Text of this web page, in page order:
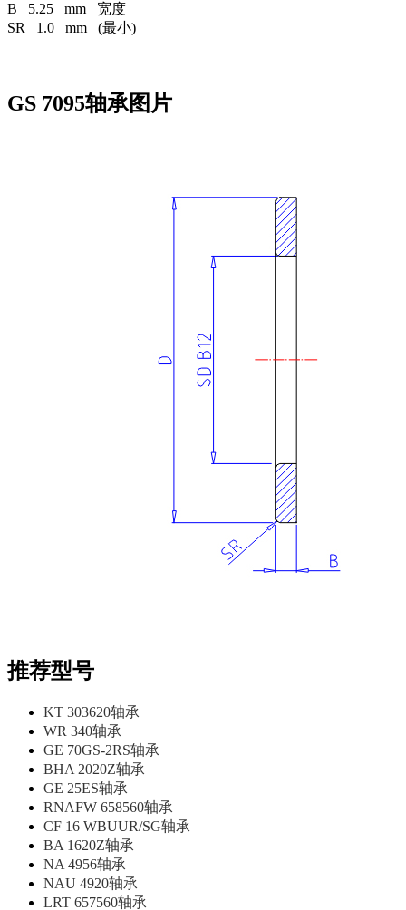
B 5.25 mm 宽度
SR 1.0 mm (最小)
GS 7095轴承图片
推荐型号
KT 303620轴承
WR 340轴承
GE 70GS-2RS轴承
BHA 2020Z轴承
GE 25ES轴承
RNAFW 658560轴承
CF 16 WBUUR/SG轴承
BA 1620Z轴承
NA 4956轴承
NAU 4920轴承
LRT 657560轴承